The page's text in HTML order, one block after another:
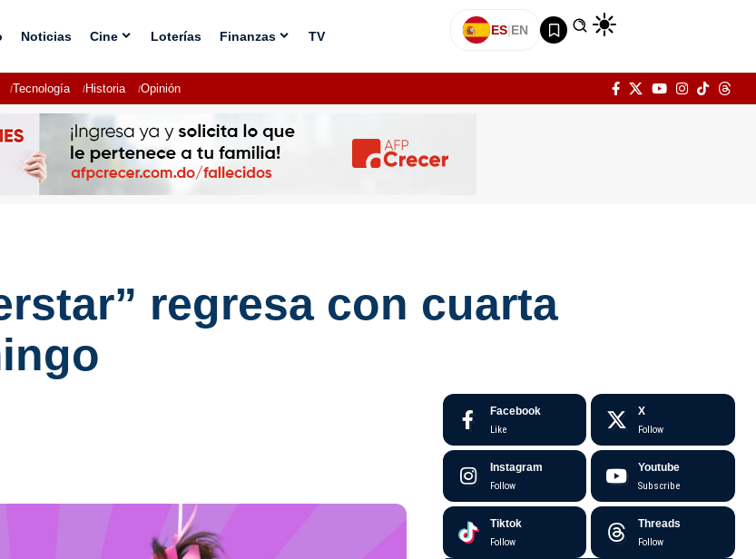
Noticias Cine Loterías Finanzas TV ES|EN
Tecnología Historia Opinión
regresa con cuarta
Facebook
Like
X
Follow
Instagram
Follow
Youtube
Subscribe
Tiktok
Follow
Threads
Follow